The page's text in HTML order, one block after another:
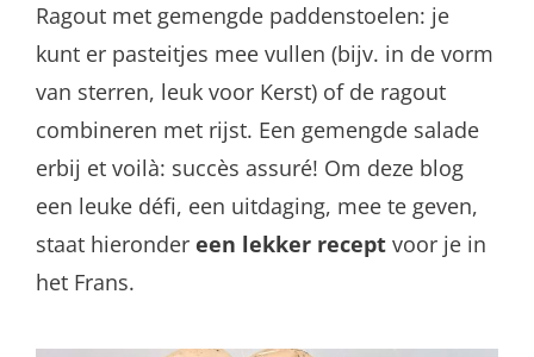
Ragout met gemengde paddenstoelen: je
kunt er pasteitjes mee vullen (bijv. in de vorm
van sterren, leuk voor Kerst) of de ragout
combineren met rijst. Een gemengde salade
erbij et voilà: succès assuré! Om deze blog
een leuke défi, een uitdaging, mee te geven,
staat hieronder een lekker receptvoor je in
het Frans.